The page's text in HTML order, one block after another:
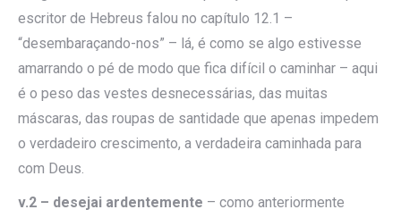
escritor de Hebreus falou no capítulo 12.1 –
“desembaraçando-nos” – lá, é como se algo estivesse
amarrando o pé de modo que fica difícil o caminhar – aqui
é o peso das vestes desnecessárias, das muitas
máscaras, das roupas de santidade que apenas impedem
o verdadeiro crescimento, a verdadeira caminhada para
com Deus.
v.2 – desejai ardentemente – como anteriormente